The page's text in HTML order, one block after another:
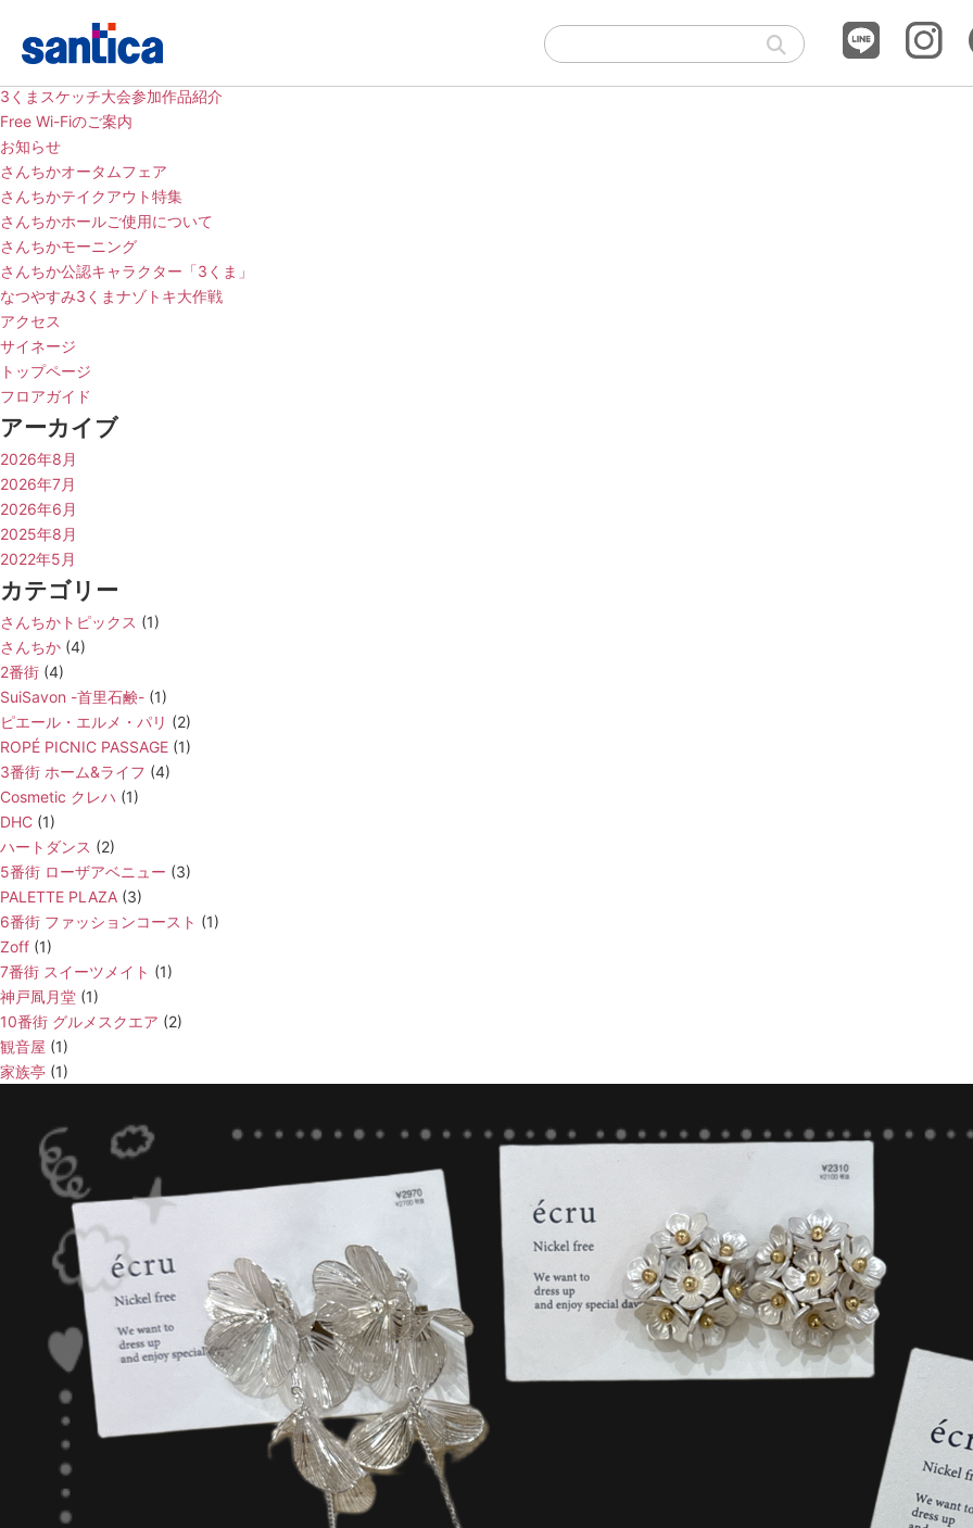
固定ページ
3くまスケッチ大会参加作品紹介
Free Wi-Fiのご案内
お知らせ
さんちかオータムフェア
さんちかテイクアウト特集
さんちかホールご使用について
さんちかモーニング
さんちか公認キャラクター「3くま」
なつやすみ3くまナゾトキ大作戦
アクセス
サイネージ
トップページ
フロアガイド
アーカイブ
2026年8月
2026年7月
2026年6月
2025年8月
2022年5月
カテゴリー
さんちかトピックス (1)
さんちか (4)
2番街 (4)
SuiSavon -首里石鹸- (1)
ピエール・エルメ・パリ (2)
ROPÉ PICNIC PASSAGE (1)
3番街 ホーム&ライフ (4)
Cosmetic クレハ (1)
DHC (1)
ハートダンス (2)
5番街 ローザアベニュー (3)
PALETTE PLAZA (3)
6番街 ファッションコースト (1)
Zoff (1)
7番街 スイーツメイト (1)
神戸凮月堂 (1)
10番街 グルメスクエア (2)
観音屋 (1)
家族亭 (1)